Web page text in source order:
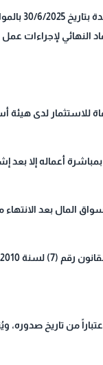
كمصفٍّ للصندوق،
للاستثمار لدى هيئة
أعماله إلا بعد
المال بعد الانتهاء
من تاريخ صدوره،